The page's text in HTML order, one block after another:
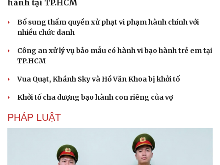
Văn hóa
Sân khấu - Điện ảnh
Nghệ sĩ
Thời trang
Sao Việt
hành tại TP.HCM
Bổ sung thẩm quyền xử phạt vi phạm hành chính với
nhiều chức danh
Công an xử lý vụ bảo mẫu có hành vi bạo hành trẻ em tại
TP.HCM
Vua Quạt, Khánh Sky và Hồ Văn Khoa bị khởi tố
Khởi tố cha dượng bạo hành con riêng của vợ
PHÁP LUẬT